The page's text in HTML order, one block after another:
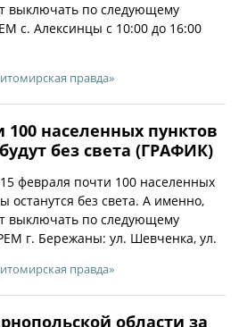
выключать по следующему
с. Алексинцы с 10:00 до 16:00
правда»
100 населенных пунктов
без света (ГРАФИК)
февраля почти 100 населенных
останутся без света. А именно,
выключать по следующему
г. Бережаны: ул. Шевченка, ул.
правда»
области за